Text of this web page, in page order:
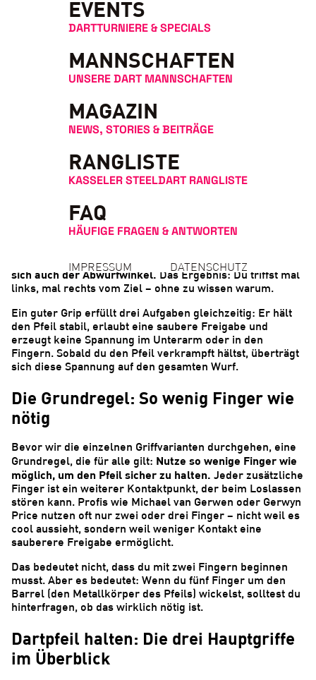
EVENTS
DARTTURNIERE & SPECIALS
MANNSCHAFTEN
UNSERE DART MANNSCHAFTEN
MAGAZIN
NEWS, STORIES & BEITRÄGE
RANGLISTE
KASSELER STEELDART RANGLISTE
FAQ
HÄUFIGE FRAGEN & ANTWORTEN
IMPRESSUM DATENSCHUTZ
Warum der Dart-Grip so wichtig ist
Hauptsache, der Pfeil fliegt irgendwie Richtung Scheibe.
Aber ein inkonsistenter Griff ist einer der häufigsten
Gründe, warum Würfe streuen, obwohlStand und
jedem Wurf minimal anders in der Hand liegt, ändert
sich auch der Abwurfwinkel. Das Ergebnis: Du triffst mal
links, mal rechts vom Ziel – ohne zu wissen warum.
Ein guter Grip erfüllt drei Aufgaben gleichzeitig: Er hält
den Pfeil stabil, erlaubt eine saubere Freigabe und
erzeugt keine Spannung im Unterarm oder in den
Fingern. Sobald du den Pfeil verkrampft hältst, überträgt
sich diese Spannung auf den gesamten Wurf.
Die Grundregel: So wenig Finger wie
nötig
Bevor wir die einzelnen Griffvarianten durchgehen, eine
Grundregel, die für alle gilt: Nutze so wenige Finger wie
möglich, um den Pfeil sicher zu halten. Jeder zusätzliche
Finger ist ein weiterer Kontaktpunkt, der beim Loslassen
stören kann. Profis wie Michael van Gerwen oder Gerwyn
Price nutzen oft nur zwei oder drei Finger – nicht weil es
cool aussieht, sondern weil weniger Kontakt eine
sauberere Freigabe ermöglicht.
Das bedeutet nicht, dass du mit zwei Fingern beginnen
musst. Aber es bedeutet: Wenn du fünf Finger um den
Barrel (den Metallkörper des Pfeils) wickelst, solltest du
hinterfragen, ob das wirklich nötig ist.
Dartpfeil halten: Die drei Hauptgriffe
im Überblick